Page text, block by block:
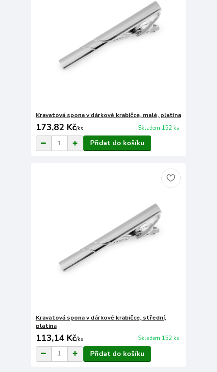
Kravatová spona v dárkové krabičce, malé, platina
173,82 Kč/ks Skladem 152 ks
Přidat do košíku
Kravatová spona v dárkové krabičce, střední,
platina
113,14 Kč/ks Skladem 152 ks
Přidat do košíku